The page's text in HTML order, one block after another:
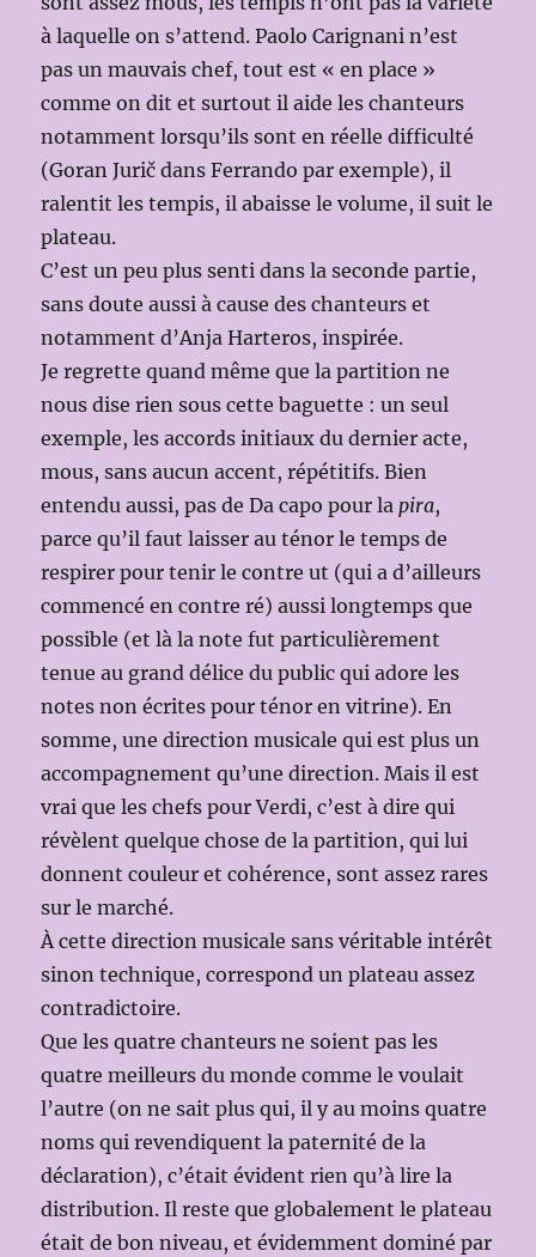
à laquelle on s’attend. Paolo Carignani n’est
pas un mauvais chef, tout est « en place »
comme on dit et surtout il aide les chanteurs
notamment lorsqu’ils sont en réelle difficulté
(Goran Jurič dans Ferrando par exemple), il
ralentit les tempis, il abaisse le volume, il suit le
plateau.
C’est un peu plus senti dans la seconde partie,
sans doute aussi à cause des chanteurs et
notamment d’Anja Harteros, inspirée.
Je regrette quand même que la partition ne
nous dise rien sous cette baguette : un seul
exemple, les accords initiaux du dernier acte,
mous, sans aucun accent, répétitifs. Bien
entendu aussi, pas de Da capo pour lapira,
parce qu’il faut laisser au ténor le temps de
respirer pour tenir le contre ut (qui a d’ailleurs
commencé en contre ré) aussi longtemps que
possible (et là la note fut particulièrement
tenue au grand délice du public qui adore les
notes non écrites pour ténor en vitrine). En
somme, une direction musicale qui est plus un
accompagnement qu’une direction. Mais il est
vrai que les chefs pour Verdi, c’est à dire qui
révèlent quelque chose de la partition, qui lui
donnent couleur et cohérence, sont assez rares
sur le marché.
À cette direction musicale sans véritable intérêt
sinon technique, correspond un plateau assez
contradictoire.
Que les quatre chanteurs ne soient pas les
quatre meilleurs du monde comme le voulait
l’autre (on ne sait plus qui, il y au moins quatre
noms qui revendiquent la paternité de la
déclaration), c’était évident rien qu’à lire la
distribution. Il reste que globalement le plateau
était de bon niveau, et évidemment dominé par